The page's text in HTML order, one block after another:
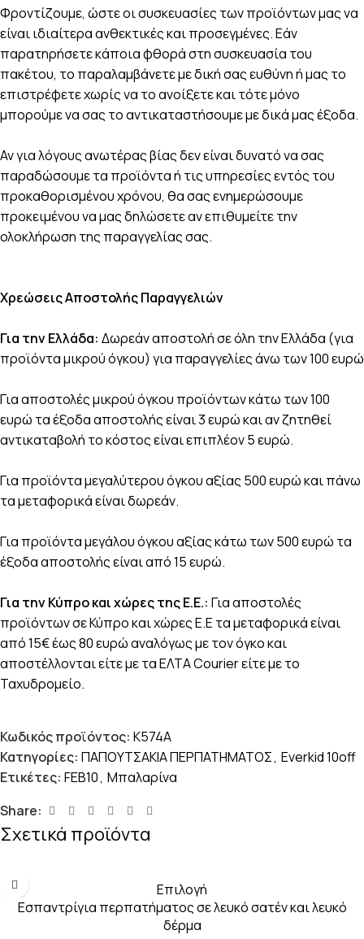
Φροντίζουμε, ώστε οι συσκευασίες των προϊόντων μας να
είναι ιδιαίτερα ανθεκτικές και προσεγμένες. Εάν
παρατηρήσετε κάποια φθορά στη συσκευασία του
πακέτου, το παραλαμβάνετε με δική σας ευθύνη ή μας το
επιστρέφετε χωρίς να το ανοίξετε και τότε μόνο
μπορούμε να σας το αντικαταστήσουμε με δικά μας έξοδα.
Αν για λόγους ανωτέρας βίας δεν είναι δυνατό να σας
παραδώσουμε τα προϊόντα ή τις υπηρεσίες εντός του
προκαθορισμένου χρόνου, θα σας ενημερώσουμε
προκειμένου να μας δηλώσετε αν επιθυμείτε την
ολοκλήρωση της παραγγελίας σας.
Χρεώσεις Αποστολής Παραγγελιών
Για την Ελλάδα: Δωρεάν αποστολή σε όλη την Ελλάδα (για
προϊόντα μικρού όγκου) για παραγγελίες άνω των 100 ευρώ
Για αποστολές μικρού όγκου προϊόντων κάτω των 100
ευρώ τα έξοδα αποστολής είναι 3 ευρώ και αν ζητηθεί
αντικαταβολή το κόστος είναι επιπλέον 5 ευρώ.
Για προϊόντα μεγαλύτερου όγκου αξίας 500 ευρώ και πάνω
τα μεταφορικά είναι δωρεάν.
Για προϊόντα μεγάλου όγκου αξίας κάτω των 500 ευρώ τα
έξοδα αποστολής είναι από 15 ευρώ.
Για την Κύπρο και χώρες της Ε.Ε.: Για αποστολές
προϊόντων σε Κύπρο και χώρες Ε.Ε τα μεταφορικά είναι
από 15€ έως 80 ευρώ αναλόγως με τον όγκο και
αποστέλλονται είτε με τα ΕΛΤΑ Courier είτε με το
Ταχυδρομείο.
Κωδικός προϊόντος: K574A
Κατηγορίες: ΠΑΠΟΥΤΣΑΚΙΑ ΠΕΡΠΑΤΗΜΑΤΟΣ, Everkid 10off
Ετικέτες: FEB10, Μπαλαρίνα
Share:
Σχετικά προϊόντα
Επιλογή
Εσπαντρίγια περπατήματος σε λευκό σατέν και λευκό
δέρμα